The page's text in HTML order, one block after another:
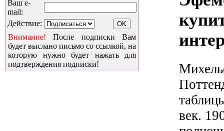
Ваш e-
mail:
Действие:
Внимание! После подписки Вам
будет выслано письмо со ссылкой, на
которую нужно будет нажать для
подтверждения подписки!
век.